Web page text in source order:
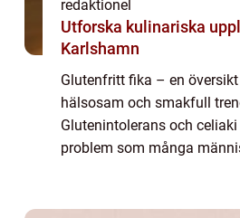
redaktionel
Utforska kulinariska
Karlshamn
Glutenfritt fika – en översikt
hälsosam och smakfull
Glutenintolerans och
problem som många